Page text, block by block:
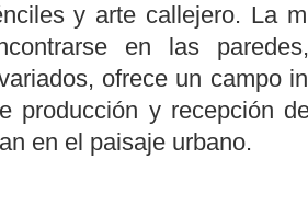
y arte callejero. La
en las
ofrece un campo
producción y recepción
en el paisaje urbano.